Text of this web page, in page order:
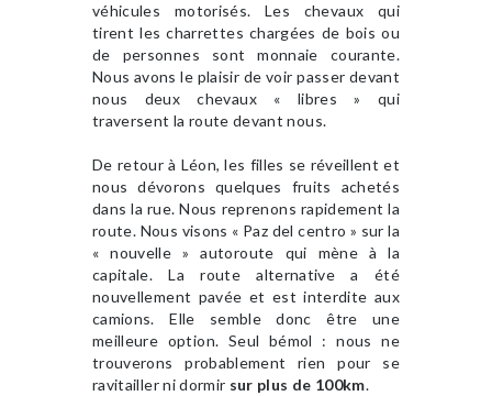
véhicules motorisés. Les chevaux qui
tirent les charrettes chargées de bois ou
de personnes sont monnaie courante.
Nous avons le plaisir de voir passer devant
nous deux chevaux « libres » qui
traversent la route devant nous.
De retour à Léon, les filles se réveillent et
nous dévorons quelques fruits achetés
dans la rue. Nous reprenons rapidement la
route. Nous visons « Paz del centro » sur la
« nouvelle » autoroute qui mène à la
capitale. La route alternative a été
nouvellement pavée et est interdite aux
camions. Elle semble donc être une
meilleure option. Seul bémol : nous ne
trouverons probablement rien pour se
ravitailler ni dormir sur plus de 100km.